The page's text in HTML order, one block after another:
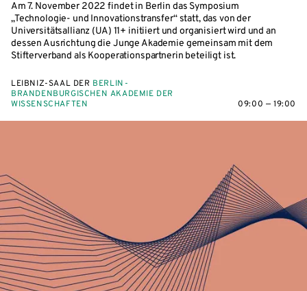
Am 7. November 2022 findet in Berlin das Symposium
„Technologie- und Innovationstransfer“ statt, das von der
Universitätsallianz (UA) 11+ initiiert und organisiert wird und an
dessen Ausrichtung die Junge Akademie gemeinsam mit dem
Stifterverband als Kooperationspartnerin beteiligt ist.
LEIBNIZ-SAAL DER BERLIN-
BRANDENBURGISCHEN AKADEMIE DER
WISSENSCHAFTEN
09:00 — 19:00